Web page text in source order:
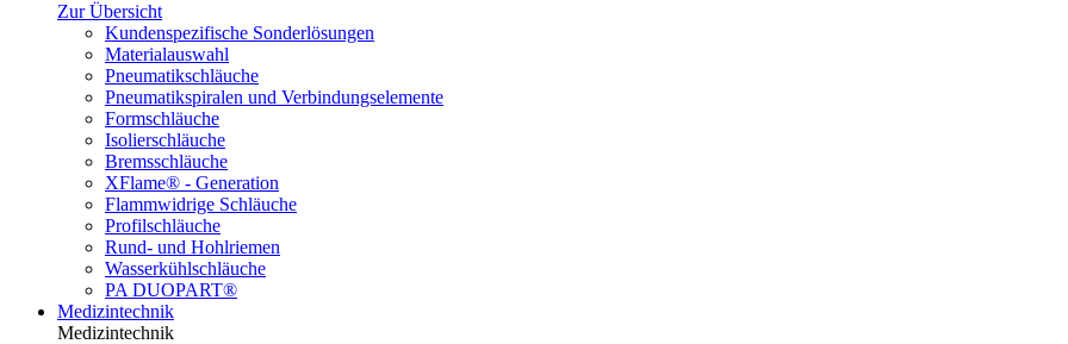
Zur Übersicht
Kundenspezifische Sonderlösungen
Materialauswahl
Pneumatikschläuche
Pneumatikspiralen und Verbindungselemente
Formschläuche
Isolierschläuche
Bremsschläuche
XFlame® - Generation
Flammwidrige Schläuche
Profilschläuche
Rund- und Hohlriemen
Wasserkühlschläuche
PA DUOPART®
Medizintechnik
Medizintechnik